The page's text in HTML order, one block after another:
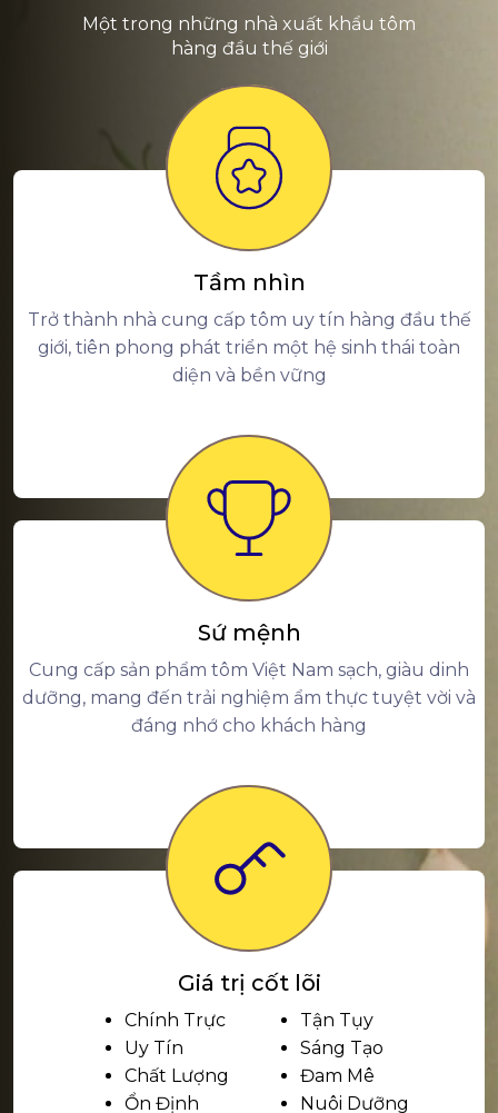
Một trong những nhà xuất khẩu tôm
hàng đầu thế giới
Tầm nhìn
Trở thành nhà cung cấp tôm uy tín hàng đầu thế
giới, tiên phong phát triển một hệ sinh thái toàn
diện và bền vững
Sứ mệnh
Cung cấp sản phẩm tôm Việt Nam sạch, giàu dinh
dưỡng, mang đến trải nghiệm ẩm thực tuyệt vời và
đáng nhớ cho khách hàng
Giá trị cốt lõi
Chính Trực
Uy Tín
Chất Lượng
Ổn Định
Tận Tụy
Sáng Tạo
Đam Mê
Nuôi Dưỡng